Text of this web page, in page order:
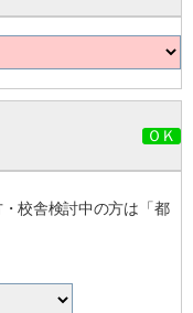
校舎検討中の方は「都